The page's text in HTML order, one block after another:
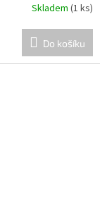
Skladem (1 ks)
Do košíku